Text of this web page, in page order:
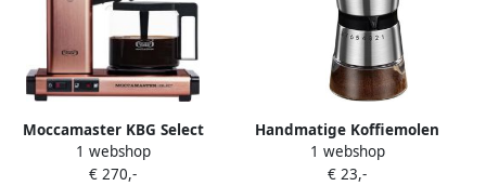
Moccamaster KBG Select
Copper |
Filterkoffiezetapparaten |
1 webshop
€ 270,-
Handmatige Koffiemolen
Bonenmaler Verse Koffie 8
Grofheden 80g Capaciteit
1 webshop
€ 23,-